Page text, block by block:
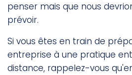
penser mais que nous
prévoir.
Si vous êtes en train de
entreprise à une pratique
distance, rappelez-vous